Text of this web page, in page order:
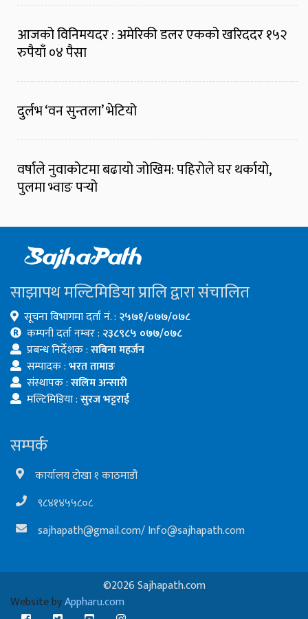
आजको विनिमयदर : अमेरिकी डलर एकको खरिददर १५२
रुपैयाँ ०४ पैसा
दुर्लभ ‘वन सुन्तला’ भेटियो
वर्षाले नुवाकोटमा बढायो जोखिम: पहिरोले घर थर्कायो,
पुलमा भ्वाङ पर्‍यो
साझापथ मल्टिमिडिया प्रालि द्वारा संचालित
सूचना विभागमा दर्ता नं. : २५७१/०७७/०७८
कम्पनी दर्ता नम्बर : २३८९८५ ०७७/०७८
प्रबन्ध निर्देशक :सबिना महर्जन
सम्पादक :भरत तामाङ
संस्थापक :सलिम अन्सारी
मल्टिमिडिया :सुरज भट्टराई
सम्पर्क
कार्यालय टोखा १ काठमाडौं
९८४१४५५८०८
sajhapath@gmail.com/Info@sajhapath.com
©2026 Sajhapath.com
Website byAppharu.com